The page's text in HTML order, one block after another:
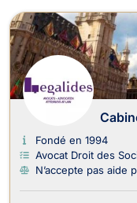
Fondé en 1994
Avocat Droit des
N’accepte pas aide